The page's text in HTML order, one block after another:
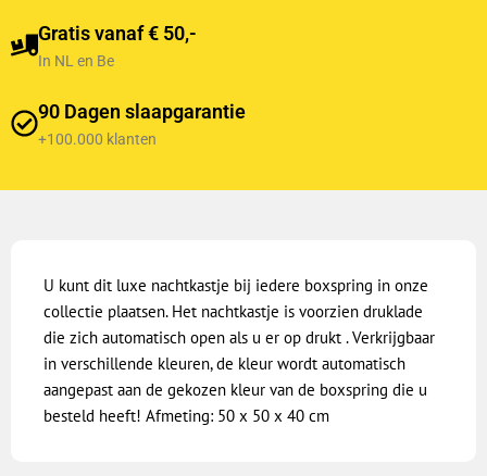
Gratis vanaf € 50,-
In NL en Be
90 Dagen slaapgarantie
+100.000 klanten
U kunt dit luxe nachtkastje bij iedere boxspring in onze
collectie plaatsen. Het nachtkastje is voorzien druklade
die zich automatisch open als u er op drukt . Verkrijgbaar
in verschillende kleuren, de kleur wordt automatisch
aangepast aan de gekozen kleur van de boxspring die u
besteld heeft! Afmeting: 50 x 50 x 40 cm